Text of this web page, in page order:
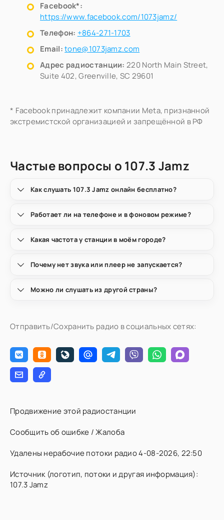
Facebook*:
https://www.facebook.com/1073jamz/
Телефон: +864-271-1703
Email:tone@1073jamz.com
Адрес радиостанции: 220 North Main Street,
Suite 402, Greenville, SC 29601
* Facebook принадлежит компании Meta, признанной
экстремистской организацией и запрещённой в РФ
Частые вопросы о 107.3 Jamz
Как слушать 107.3 Jamz онлайн бесплатно?
Работает ли на телефоне и в фоновом режиме?
Какая частота у станции в моём городе?
Почему нет звука или плеер не запускается?
Можно ли слушать из другой страны?
Отправить/Сохранить радио в социальных сетях:
Продвижение этой радиостанции
Сообщить об ошибке / Жалоба
Удалены нерабочие потоки радио 4-08-2026, 22:50
Источник (логотип, потоки и другая информация):
107.3 Jamz